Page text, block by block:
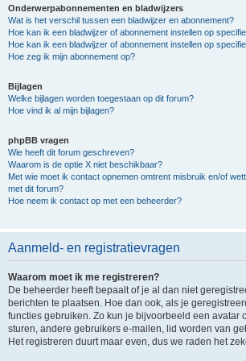
Onderwerpabonnementen en bladwijzers
Wat is het verschil tussen een bladwijzer en abonnement?
Hoe kan ik een bladwijzer of abonnement instellen op
Hoe kan ik een bladwijzer of abonnement instellen op
Hoe zeg ik mijn abonnement op?
Bijlagen
Welke bijlagen worden toegestaan op dit forum?
Hoe vind ik al mijn bijlagen?
phpBB vragen
Wie heeft dit forum geschreven?
Waarom is de optie X niet beschikbaar?
Met wie moet ik contact opnemen omtrent misbruik en/of
met dit forum?
Hoe neem ik contact op met een beheerder?
Aanmeld- en registratievragen
Waarom moet ik me registreren?
De beheerder heeft bepaalt of je al dan niet
berichten te plaatsen. Hoe dan ook, als je
functies gebruiken. Zo kun je bijvoorbeeld een avatar
sturen, andere gebruikers e-mailen, lid worden van
Het registreren duurt maar even, dus we raden het